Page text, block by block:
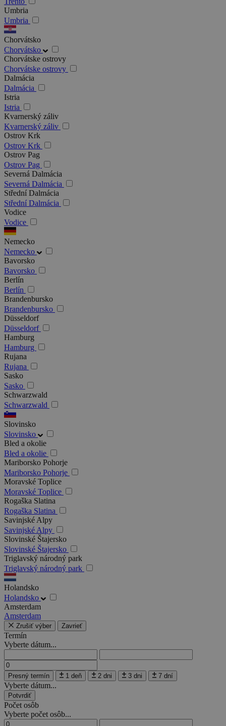
Umbria
Umbria
Chorvátsko
Chorvátsko
Chorvátske ostrovy
Chorvátske ostrovy
Dalmácia
Dalmácia
Istria
Istria
Kvarnerský záliv
Kvarnerský záliv
Ostrov Krk
Ostrov Krk
Ostrov Pag
Ostrov Pag
Severná Dalmácia
Severná Dalmácia
Střední Dalmácia
Střední Dalmácia
Vodice
Vodice
Nemecko
Nemecko
Bavorsko
Bavorsko
Berlín
Berlín
Brandenbursko
Brandenbursko
Düsseldorf
Düsseldorf
Hamburg
Hamburg
Rujana
Rujana
Sasko
Sasko
Schwarzwald
Schwarzwald
Slovinsko
Slovinsko
Bled a okolie
Bled a okolie
Mariborsko Pohorje
Mariborsko Pohorje
Moravské Toplice
Moravské Toplice
Rogaška Slatina
Rogaška Slatina
Savinjské Alpy
Savinjské Alpy
Slovinské Štajersko
Slovinské Štajersko
Triglavský národný park
Triglavský národný park
Holandsko
Holandsko
Amsterdam
Amsterdam
Zrušiť výber Zavrieť
Termín
Vyberte dátum...
Presný termín 1 deň 2 dni 3 dni 7 dní
Vyberte dátum...
Potvrdiť
Počet osôb
Vyberte počet osôb...